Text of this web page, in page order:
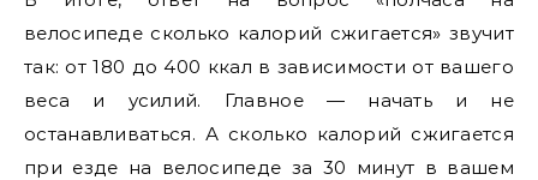
велосипеде сколько калорий сжигается» звучит
так: от 180 до 400 ккал в зависимости от вашего
веса и усилий. Главное — начать и не
останавливаться. А сколько калорий сжигается
при езде на велосипеде за 30 минут в вашем